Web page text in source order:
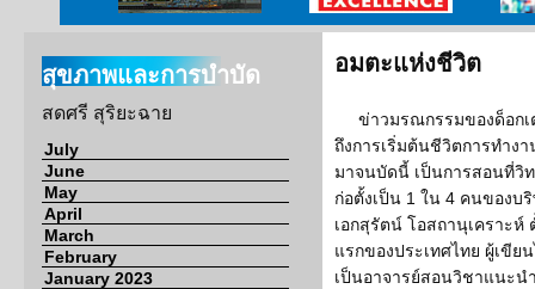
บ้านเขา เมืองเรา ศูนย์วิจัยกสิกรไทย เรีย
สุขภาพและการบำบัด
สดศรี สุริยะฉาย
July
June
May
April
March
February
January 2023
อมตะแห่งชีวิต
ข่าวมรณกรรมของด็อก
ถึงการเริ่มต้นชีวิตการทำง
มาจนบัดนี้ เป็นการสอนที่วิ
ก่อตั้งเป็น 1 ใน 4 คนของบ
เอกสุรัตน์ โอสถานุเคราะห์
แรกของประเทศไทย ผู้เขีย
เป็นอาจารย์สอนวิชาแนะน